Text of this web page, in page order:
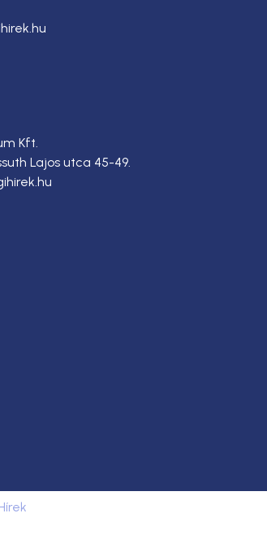
Kft.
Lajos utca 45-49.